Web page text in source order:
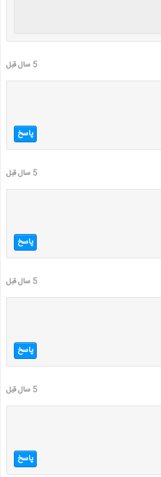
5 سال قبل
پاسخ
5 سال قبل
پاسخ
5 سال قبل
پاسخ
5 سال قبل
پاسخ